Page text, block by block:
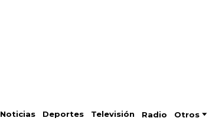
Noticias Deportes Televisión Radio Otros